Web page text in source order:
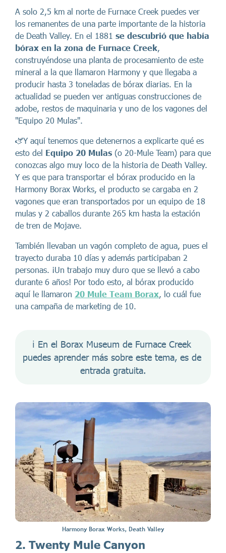
A solo 2,5 km al norte de Furnace Creek puedes ver
los remanentes de una parte importante de la historia
de Death Valley. En el 1881 se descubrió que había
bórax en la zona de Furnace Creek,
construyéndose una planta de procesamiento de este
mineral a la que llamaron Harmony y que llegaba a
producir hasta 3 toneladas de bórax diarias. En la
actualidad se pueden ver antiguas construcciones de
adobe, restos de maquinaria y uno de los vagones del
"Equipo 20 Mulas".
🫏Y aquí tenemos que detenernos a explicarte qué es
esto del Equipo 20 Mulas (o 20-Mule Team) para que
conozcas algo muy loco de la historia de Death Valley.
Y es que para transportar el bórax producido en la
Harmony Borax Works, el producto se cargaba en 2
vagones que eran transportados por un equipo de 18
mulas y 2 caballos durante 265 km hasta la estación
de tren de Mojave.
También llevaban un vagón completo de agua, pues el
trayecto duraba 10 días y además participaban 2
personas. ¡Un trabajo muy duro que se llevó a cabo
durante 6 años! Por todo esto, al bórax producido
aquí le llamaron 20 Mule Team Borax, lo cuál fue
una campaña de marketing de 10.
ℹ️ En el Borax Museum de Furnace Creek
puedes aprender más sobre este tema, es de
entrada gratuita.
Harmony Borax Works, Death Valley
2. Twenty Mule Canyon